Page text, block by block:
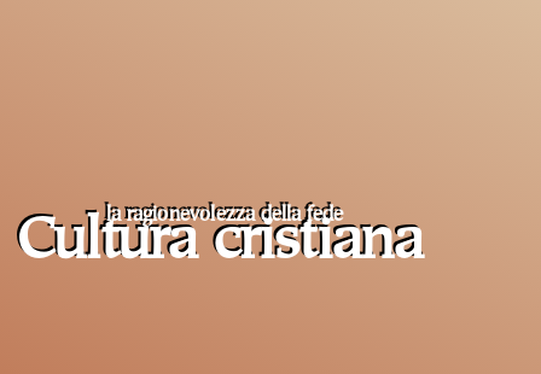
Cultura cristiana
la ragionevolezza della fede